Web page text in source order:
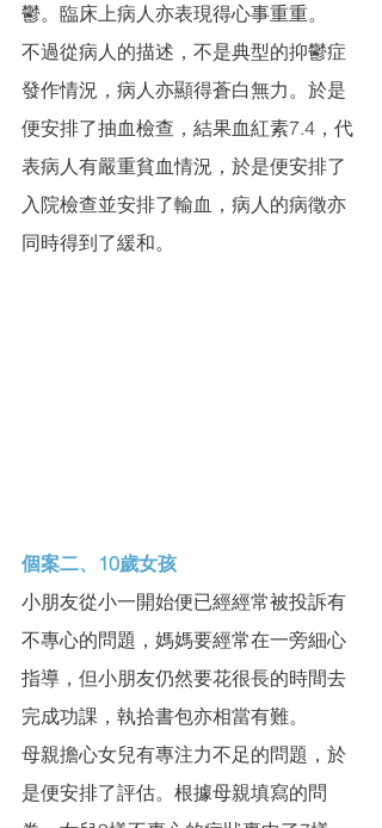
鬱。臨床上病人亦表現得心事重重。
不過從病人的描述，不是典型的抑鬱症
發作情況，病人亦顯得蒼白無力。於是
便安排了抽血檢查，結果血紅素7.4，代
表病人有嚴重貧血情況，於是便安排了
入院檢查並安排了輸血，病人的病徵亦
同時得到了緩和。
個案二、10歲女孩
小朋友從小一開始便已經經常被投訴有
不專心的問題，媽媽要經常在一旁細心
指導，但小朋友仍然要花很長的時間去
完成功課，執拾書包亦相當有難。
母親擔心女兒有專注力不足的問題，於
是便安排了評估。根據母親填寫的問